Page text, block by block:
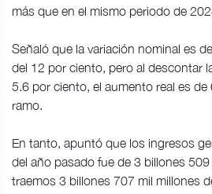
más que en el mismo periodo de
Señaló que la variación nominal es
del 12 por ciento, pero al descontar
5.6 por ciento, el aumento real es
ramo.
En tanto, apuntó que los ingresos
del año pasado fue de 3 billones
traemos 3 billones 707 mil millones